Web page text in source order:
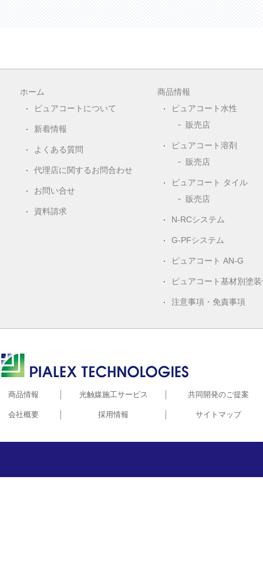
ホーム
ピュアコートについて
新着情報
よくある質問
代理店に関するお問合わせ
お問い合せ
資料請求
商品情報
ピュアコート水性
販売店
ピュアコート溶剤
販売店
ピュアコート タイル
販売店
N-RCシステム
G-PFシステム
ピュアコート AN-G
ピュアコート基材別塗
注意事項・免責事項
商品情報 光触媒施工サービス 共同開発のご提案
会社概要 採用情報 サイトマップ